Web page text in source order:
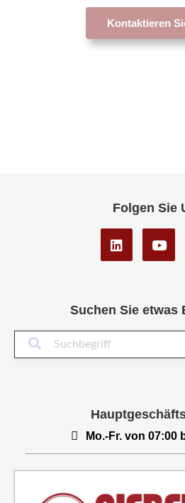
Kontaktieren
Mo.-Fr. von 07:00
Suchen Sie etwas
Folgen Sie